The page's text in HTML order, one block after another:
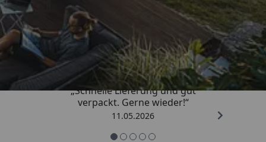
Trusted Shops
4,93/ 5
„Schnelle Lieferung und gut
verpackt. Gerne wieder!“
11.05.2026